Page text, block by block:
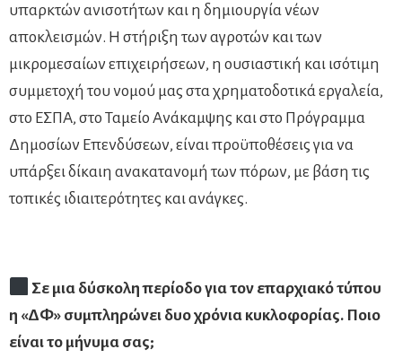
υπαρκτών ανισοτήτων και η δημιουργία νέων
αποκλεισμών. Η στήριξη των αγροτών και των
μικρομεσαίων επιχειρήσεων, η ουσιαστική και ισότιμη
συμμετοχή του νομού μας στα χρηματοδοτικά εργαλεία,
στο ΕΣΠΑ, στο Ταμείο Ανάκαμψης και στο Πρόγραμμα
Δημοσίων Επενδύσεων, είναι προϋποθέσεις για να
υπάρξει δίκαιη ανακατανομή των πόρων, με βάση τις
τοπικές ιδιαιτερότητες και ανάγκες.
Σε μια δύσκολη περίοδο για τον επαρχιακό τύπου
η «ΔΦ» συμπληρώνει δυο χρόνια κυκλοφορίας. Ποιο
είναι το μήνυμα σας;